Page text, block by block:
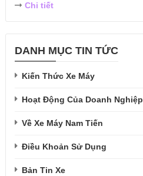
Chi tiết
DANH MỤC TIN TỨC
Kiến Thức Xe Máy
Hoạt Động Của Doanh Nghiệp
Về Xe Máy Nam Tiến
Điều Khoản Sử Dụng
Bản Tin Xe